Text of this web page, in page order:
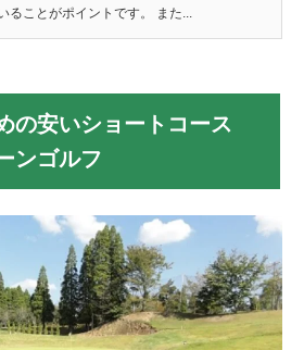
ることがポイントです。 また...
の安いショートコース
ンゴルフ